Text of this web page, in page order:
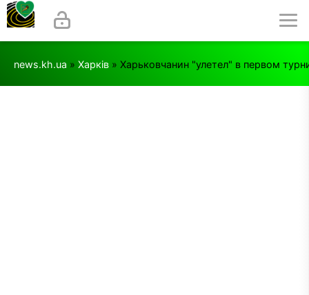
news.kh.ua » Харків » Харьковчанин "улетел" в первом